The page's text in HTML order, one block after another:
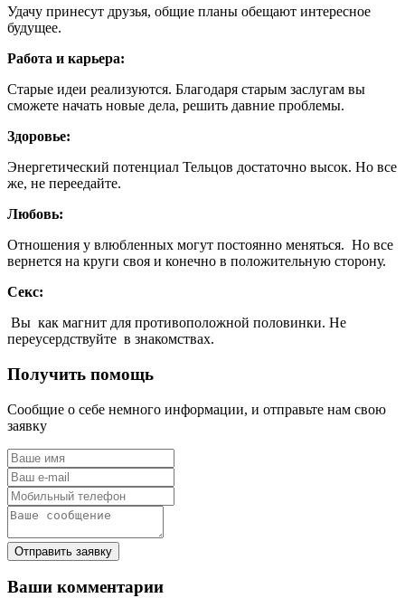
Удачу принесут друзья, общие планы обещают интересное
будущее.
Работа и карьера:
Старые идеи реализуются. Благодаря старым заслугам вы
сможете начать новые дела, решить давние проблемы.
Здоровье:
Энергетический потенциал Тельцов достаточно высок. Но все
же, не переедайте.
Любовь:
Отношения у влюбленных могут постоянно меняться. Но все
вернется на круги своя и конечно в положительную сторону.
Секс:
Вы как магнит для противоположной половинки. Не
переусердствуйте в знакомствах.
Получить помощь
Сообщие о себе немного информации, и отправьте нам свою
заявку
Отправить заявку
Ваши комментарии